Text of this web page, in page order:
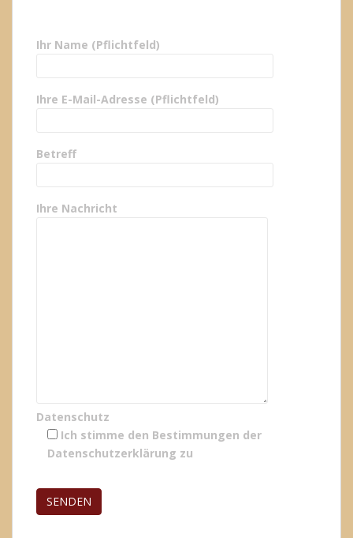
Ihr Name (Pflichtfeld)
Ihre E-Mail-Adresse (Pflichtfeld)
Betreff
Ihre Nachricht
Datenschutz
Ich stimme den Bestimmungen der
Datenschutzerklärung zu